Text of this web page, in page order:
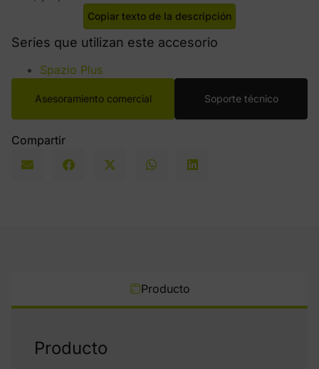
Copiar texto de la descripción
Series que utilizan este accesorio
Spazio Plus
Asesoramiento comercial Soporte técnico
Compartir
Producto
Producto